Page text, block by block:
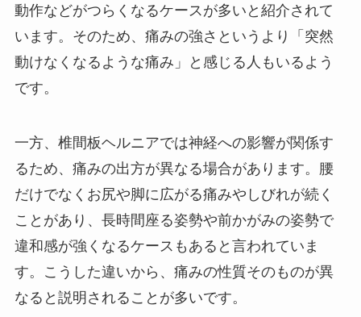
動作などがつらくなるケースが多いと紹介されて
います。そのため、痛みの強さというより「突然
動けなくなるような痛み」と感じる人もいるよう
です。
一方、椎間板ヘルニアでは神経への影響が関係す
るため、痛みの出方が異なる場合があります。腰
だけでなくお尻や脚に広がる痛みやしびれが続く
ことがあり、長時間座る姿勢や前かがみの姿勢で
違和感が強くなるケースもあると言われていま
す。こうした違いから、痛みの性質そのものが異
なると説明されることが多いです。